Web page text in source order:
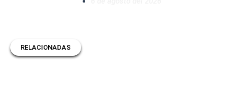
RELACIONADAS